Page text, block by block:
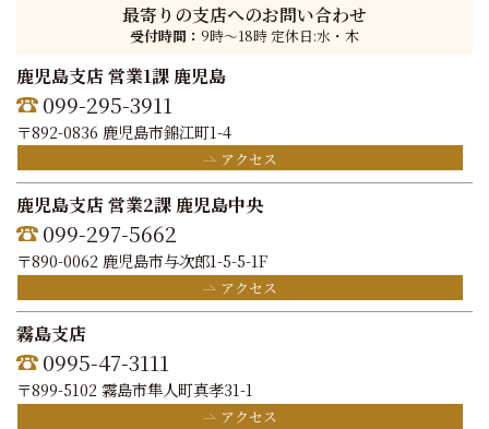
最寄りの支店へのお問い合わせ
受付時間： 9時〜18時 定休日:水・木
鹿児島支店 営業1課 鹿児島
099-295-3911
〒892-0836 鹿児島市錦江町1-4
アクセス
鹿児島支店 営業2課 鹿児島中央
099-297-5662
〒890-0062 鹿児島市与次郎1-5-5-1F
アクセス
霧島支店
0995-47-3111
〒899-5102 霧島市隼人町真孝31-1
アクセス